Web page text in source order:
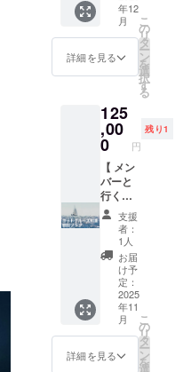
海中写
真を待
にしま
す。 ・
辺
3216×
短編
2144
■「クラ
ファン
限定ス
テッ
カー」1
枚 ・プ
ロジェ
クト
ページ
内「リ
ターン
記載
誌編集
者・岩
氏編
集。 ・
サイズ
大判印
刷 ・
ページ
数：32p
■「クラ
ファン
限定T
シャ
ツ」1枚
小坂薫
平が
100kg
越えの
イソマ
グロを
たこと
イズは
制作側
に一任
くださ
規定に
より本
編に掲
ない場
合があ
ります
が、そ
の際は
公式サ
イト・
SNSに
て完全
版クレ
ジット
を公開
いたし
ます。
の文言
は不可
となり
ます。
または
アル
ファ
ベット
順で統
一いた
しま
す。
フォン
トやサ
イズは
制作側
に一任
くださ
い。
■「映画
のエン
ドロー
sion100
ビジュ
アル
ブッ
ク」1冊
100プロ
ジェク
トの軌
跡や小
坂薫
平・PJ
メン
バーの
エッセ
イ、限
定版写
真など
を収録
したス
ペシャ
ル版写
真集。
・「い
いち
サイ
ズ：横
200x縦
100（製
作中に
能性あ
り） ・
素材：
和紙・
墨イン
ク（製
作中に
つき変
更の可
能性あ
り）
■「Mis
sion100
ビジュ
アル
ブッ
ク」1冊
・
Mission
像デー
タ」5枚
Mission
100の迫
力ある
ち受け
データ
にしま
す。 ・
サイ
ズ：長
辺
3216×
短編
2144
■「公式
ホーム
ページ
にお名
前掲
載」1名
分 ※本
リター
ンは公
年12
月
詳細を見る
こ
の
リ
タ
ー
ン
を
選
択
す
る
125
,00
0 円
残り1
【 メン
バーと
行く！
ヨット
クルー
ズプラ
ン 】
■「M10
0メン
バーと
行く！
ヨット
クルー
ズ」1名
メン
支援
者：
1人
お届
け予
定：
2025
年11
月
詳細を見る
こ
の
リ
タ
ー
ン
を